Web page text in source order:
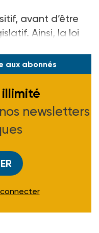
avant d’être
Ainsi, la loi
aux abonnés
newsletters